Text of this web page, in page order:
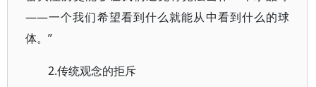
——一个我们希望看到什么就能从中看到什么的球
体。”
2.传统观念的拒斥